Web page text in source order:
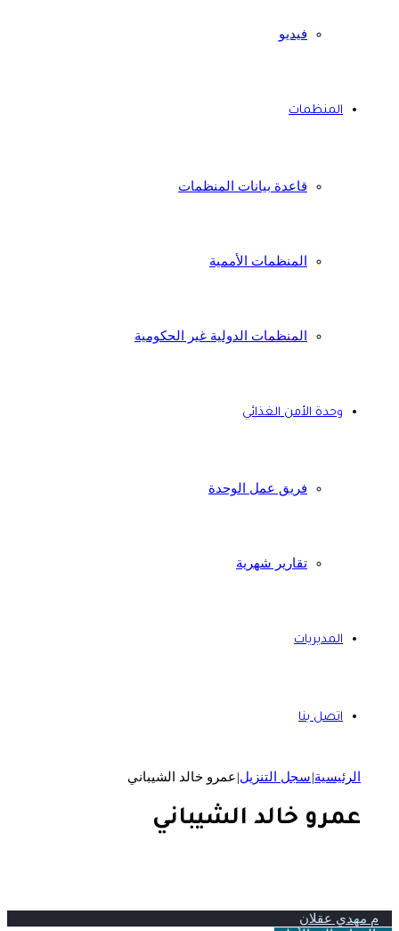
فيديو
المنظمات
قاعدة بيانات المنظمات
المنظمات الأممية
المنظمات الدولية غير الحكومية
وحدة الأمن الغذائي
فريق عمل الوحدة
تقارير شهرية
المديريات
اتصل بنا
الرئيسية|سجل التنزيل|عمرو خالد الشيباني
عمرو خالد الشيباني
م مهدي عقلان